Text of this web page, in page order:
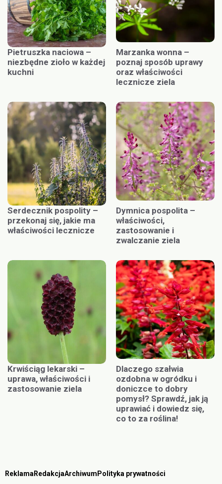
Pietruszka naciowa –
niezbędne zioło w każdej
kuchni
Marzanka wonna –
poznaj sposób uprawy
oraz właściwości
lecznicze ziela
Serdecznik pospolity –
przekonaj się, jakie ma
właściwości lecznicze
Dymnica pospolita –
właściwości,
zastosowanie i
zwalczanie ziela
Krwiściąg lekarski –
uprawa, właściwości i
zastosowanie ziela
Dlaczego szałwia
ozdobna w ogródku i
doniczce to dobry
pomysł? Sprawdź, jak ją
uprawiać i dowiedz się,
co to za roślina!
ReklamaRedakcjaArchiwum Polityka prywatności